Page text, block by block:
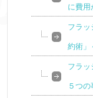
に費用
フラッ
約術」
フラッ
５つの